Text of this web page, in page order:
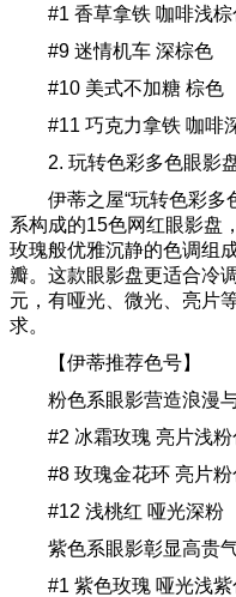
#1 香草拿铁 咖啡浅棕
#9 迷情机车 深棕色
#10 美式不加糖 棕色
#11 巧克力拿铁 咖啡
2. 玩转色彩多色眼影盘
伊蒂之屋“玩转色彩多
系构成的15色网红眼影盘
玫瑰般优雅沉静的色调组
瓣。这款眼影盘更适合冷
元，有哑光、微光、亮片
求。
【伊蒂推荐色号】
粉色系眼影营造浪漫
#2 冰霜玫瑰 亮片浅粉
#8 玫瑰金花环 亮片粉
#12 浅桃红 哑光深粉
紫色系眼影彰显高贵
#1 紫色玫瑰 哑光浅紫